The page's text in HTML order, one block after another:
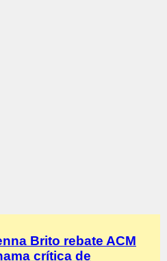
Brito rebate ACM
crítica de